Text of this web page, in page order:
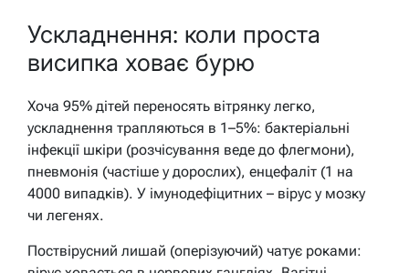
Ускладнення: коли проста
висипка ховає бурю
Хоча 95% дітей переносять вітрянку легко,
ускладнення трапляються в 1–5%: бактеріальні
інфекції шкіри (розчісування веде до флегмони),
пневмонія (частіше у дорослих), енцефаліт (1 на
4000 випадків). У імунодефіцитних – вірус у мозку
чи легенях.
Поствірусний лишай (оперізуючий) чатує роками: